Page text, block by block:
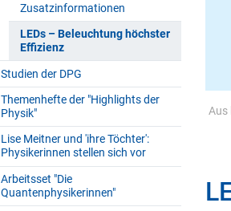
Zusatzinformationen
LEDs – Beleuchtung höchster
Effizienz
Studien der DPG
Themenhefte der "Highlights der
Physik"
Lise Meitner und 'ihre Töchter':
Physikerinnen stellen sich vor
Arbeitsset "Die
Quantenphysikerinnen"
Aus